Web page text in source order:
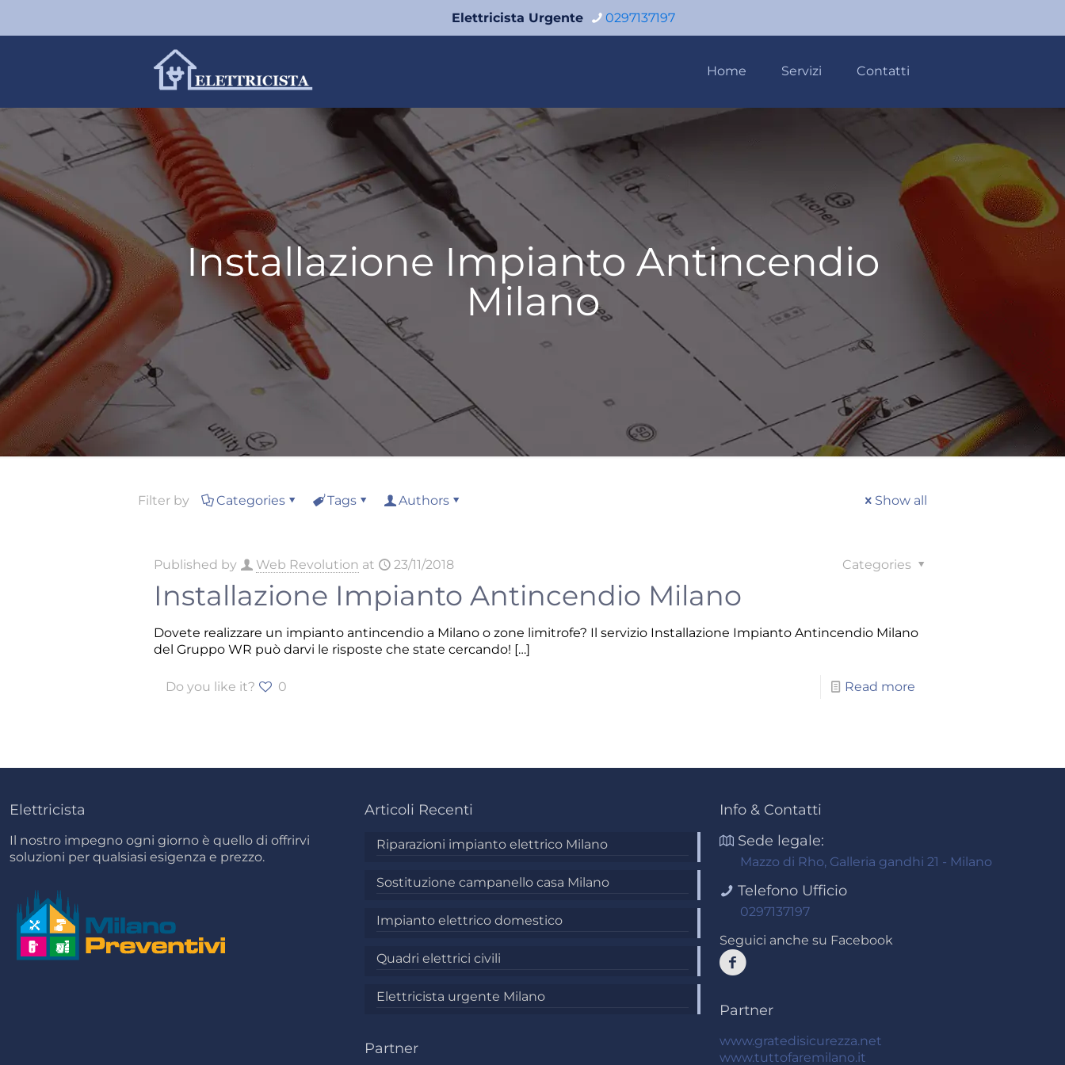
Elettricista Urgente 0297137197
Home Servizi Contatti
Installazione Impianto Antincendio
Milano
Filter by Categories Tags Authors Show all
Published by Web Revolution at 23/11/2018 Categories
Installazione Impianto Antincendio Milano
Dovete realizzare un impianto antincendio a Milano o zone limitrofe? Il servizio Installazione Impianto Antincendio Milano
del Gruppo WR può darvi le risposte che state cercando! […]
Do you like it? 0 Read more
Elettricista
Il nostro impegno ogni giorno è quello di offrirvi
soluzioni per qualsiasi esigenza e prezzo.
Articoli Recenti
Riparazioni impianto elettrico Milano
Sostituzione campanello casa Milano
Impianto elettrico domestico
Quadri elettrici civili
Elettricista urgente Milano
Partner
Info & Contatti
Sede legale:
Mazzo di Rho, Galleria gandhi 21 - Milano
Telefono Ufficio
0297137197
Seguici anche su Facebook
Partner
www.gratedisicurezza.net
www.tuttofaremilano.it